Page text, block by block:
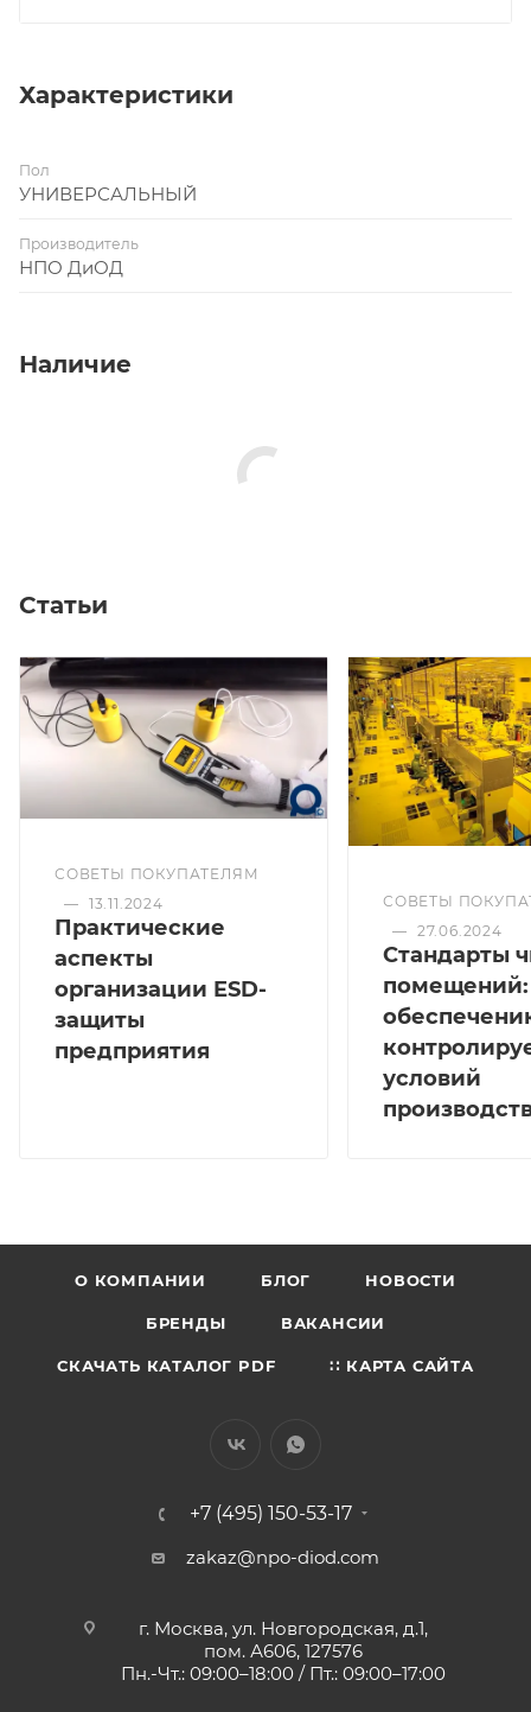
Характеристики
Пол
УНИВЕРСАЛЬНЫЙ
Производитель
НПО ДиОД
Наличие
Статьи
СОВЕТЫ ПОКУПАТЕЛЯМ
— 13.11.2024
Практические
аспекты
организации ESD-
защиты
предприятия
СОВЕТЫ
— 27.06.2024
Стандарты
условий
О КОМПАНИИ БЛОГ НОВОСТИ
БРЕНДЫ ВАКАНСИИ
СКАЧАТЬ КАТАЛОГ PDF ∷ КАРТА САЙТА
+7 (495) 150-53-17
zakaz@npo-diod.com
г. Москва, ул. Новгородская, д.1,
пом. А606, 127576
Пн.-Чт.: 09:00–18:00 / Пт.: 09:00–17:00